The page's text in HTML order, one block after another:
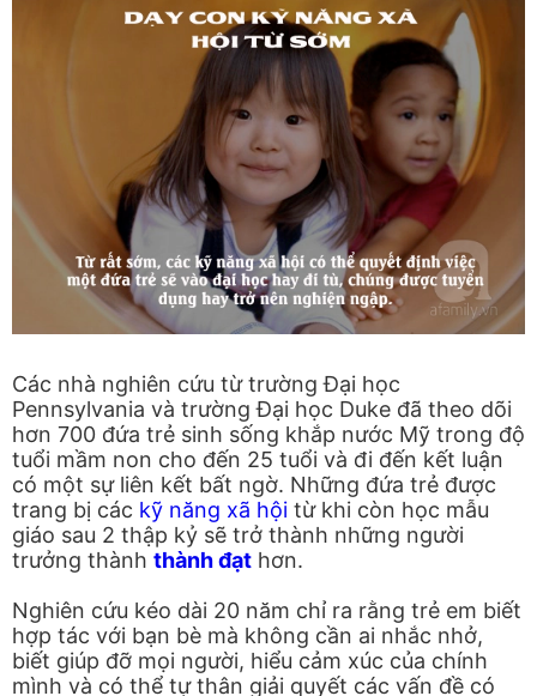
Các nhà nghiên cứu từ trường Đại học
Pennsylvania và trường Đại học Duke đã theo dõi
hơn 700 đứa trẻ sinh sống khắp nước Mỹ trong độ
tuổi mầm non cho đến 25 tuổi và đi đến kết luận
có một sự liên kết bất ngờ. Những đứa trẻ được
trang bị các kỹ năng xã hội từ khi còn học mẫu
giáo sau 2 thập kỷ sẽ trở thành những người
trưởng thành thành đạt hơn.
Nghiên cứu kéo dài 20 năm chỉ ra rằng trẻ em biết
hợp tác với bạn bè mà không cần ai nhắc nhở,
biết giúp đỡ mọi người, hiểu cảm xúc của chính
mình và có thể tự thân giải quyết các vấn đề có